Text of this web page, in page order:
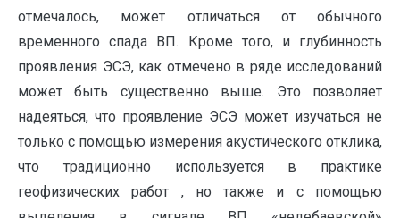
отмечалось, может отличаться от обычного
временного спада ВП. Кроме того, и глубинность
проявления ЭСЭ, как отмечено в ряде исследований
может быть существенно выше. Это позволяет
надеяться, что проявление ЭСЭ может изучаться не
только с помощью измерения акустического отклика,
что традиционно используется в практике
геофизических работ , но также и с помощью